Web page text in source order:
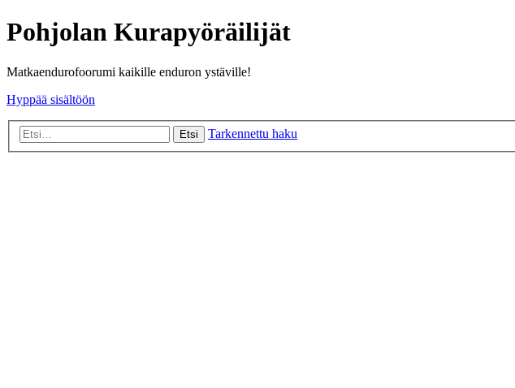
Pohjolan Kurapyöräilijät
Matkaendurofoorumi kaikille enduron ystäville!
Hyppää sisältöön
Etsi Tarkennettu haku